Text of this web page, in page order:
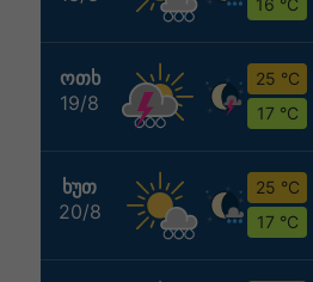
ᲝᲗᲮ
19/8
25 °C
17 °C
ᲮᲣᲗ
20/8
25 °C
17 °C